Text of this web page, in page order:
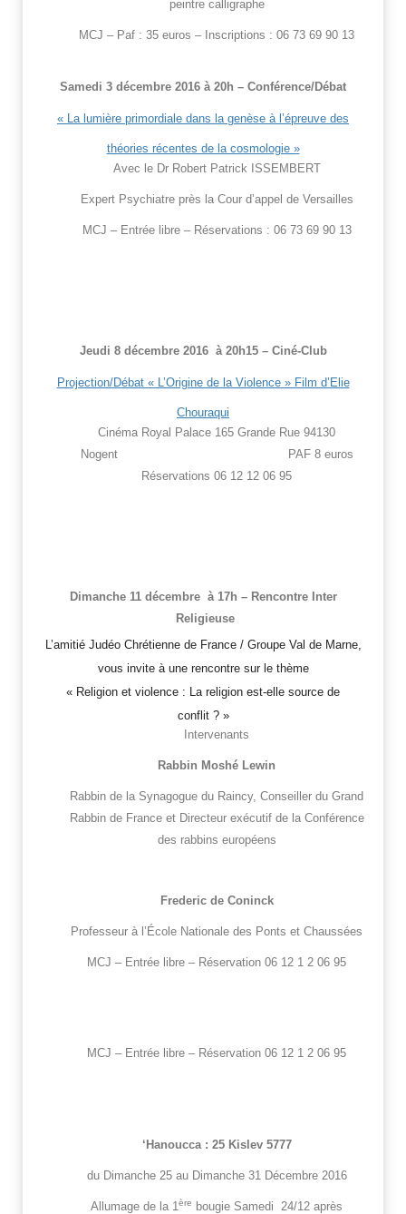
peintre calligraphe
MCJ – Paf : 35 euros – Inscriptions : 06 73 69 90 13
Samedi 3 décembre 2016 à 20h – Conférence/Débat
« La lumière primordiale dans la genèse à l’épreuve des
théories récentes de la cosmologie »
Avec le Dr Robert Patrick ISSEMBERT
Expert Psychiatre près la Cour d’appel de Versailles
MCJ – Entrée libre – Réservations : 06 73 69 90 13
Jeudi 8 décembre 2016 à 20h15 – Ciné-Club
Projection/Débat « L’Origine de la Violence » Film d’Elie
Chouraqui
Cinéma Royal Palace 165 Grande Rue 94130
Nogent PAF 8 euros
Réservations 06 12 12 06 95
Dimanche 11 décembre à 17h – Rencontre Inter
Religieuse
L’amitié Judéo Chrétienne de France / Groupe Val de Marne,
vous invite à une rencontre sur le thème
« Religion et violence : La religion est-elle source de
conflit ? »
Intervenants
Rabbin Moshé Lewin
Rabbin de la Synagogue du Raincy, Conseiller du Grand
Rabbin de France et Directeur exécutif de la Conférence
des rabbins européens
Frederic de Coninck
Professeur à l’École Nationale des Ponts et Chaussées
MCJ – Entrée libre – Réservation 06 12 1 2 06 95
MCJ – Entrée libre – Réservation 06 12 1 2 06 95
‘Hanoucca : 25 Kislev 5777
du Dimanche 25 au Dimanche 31 Décembre 2016
Allumage de la 1ère
bougie Samedi 24/12 après